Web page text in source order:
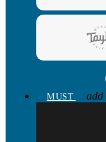
MUST
add